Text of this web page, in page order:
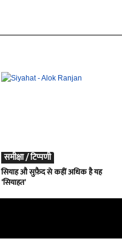
समीक्षा / टिप्पणी
सियाह औ सुफ़ैद से कहीं अधिक है यह
‘सियाहत’